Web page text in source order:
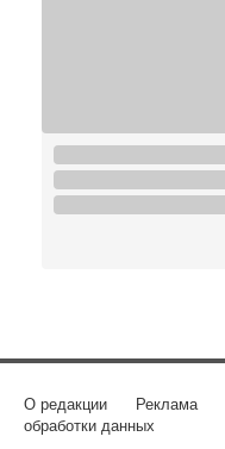
О редакции Реклама
обработки данных